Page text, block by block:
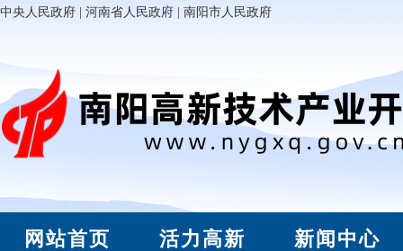
中央人民政府 河南省人民政府 南阳市人民政府
网站首页 活力高新 新闻中心